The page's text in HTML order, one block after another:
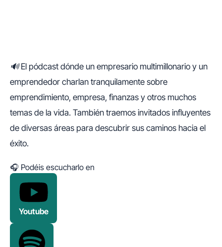
🔊 El pódcast dónde un empresario multimillonario y un
emprendedor charlan tranquilamente sobre
emprendimiento, empresa, finanzas y otros muchos
temas de la vida. También traemos invitados influyentes
de diversas áreas para descubrir sus caminos hacia el
éxito.
🎧 Podéis escucharlo en
Youtube